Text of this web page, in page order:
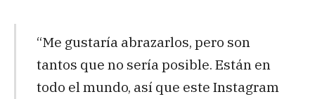
“Me gustaría abrazarlos, pero son
tantos que no sería posible. Están en
todo el mundo, así que este Instagram